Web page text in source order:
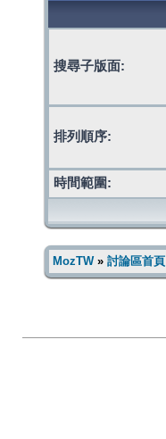
搜尋子版面:
排列順序:
時間範圍:
MozTW» 討論區首頁